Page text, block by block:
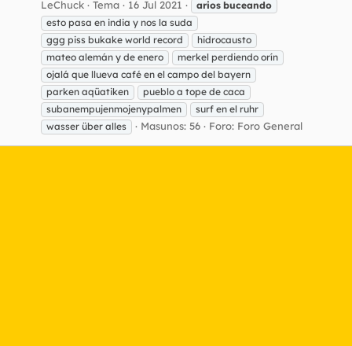
LeChuck Tema 16 Jul 2021 arios buceando
esto pasa en india y nos la suda
ggg piss bukake world record
hidrocausto
mateo alemán y de enero
merkel perdiendo orín
ojalá que llueva café en el campo del bayern
parken aqüatiken
pueblo a tope de caca
subanempujenmojenypalmen
surf en el ruhr
wasser über alles
Masunos: 56 Foro: Foro General